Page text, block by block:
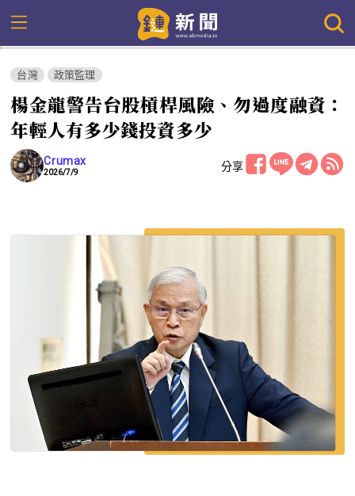
台灣 政策監理
楊金龍警告台股槓桿風險、勿過度融資：
年輕人有多少錢投資多少
Crumax
2026/7/9 分享